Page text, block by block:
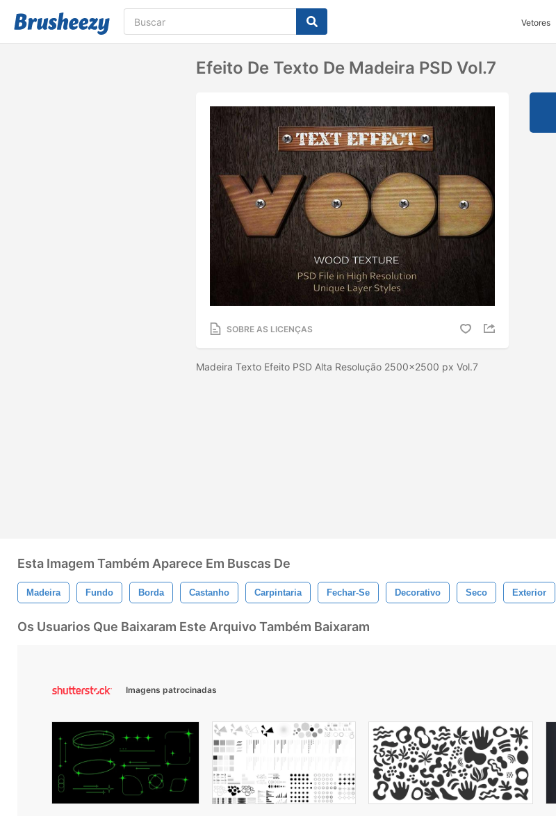
Vetores
Efeito De Texto De Madeira PSD Vol.7
SOBRE AS LICENÇAS
Madeira Texto Efeito PSD Alta Resolução 2500x2500 px Vol.7
Esta Imagem Também Aparece Em Buscas De
Madeira Fundo Borda Castanho Carpintaria Fechar-Se Decorativo Seco Exterior
Os Usuarios Que Baixaram Este Arquivo Também Baixaram
Imagens patrocinadas